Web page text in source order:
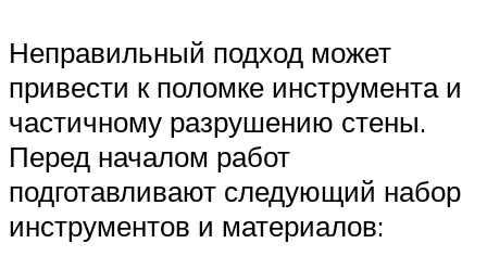
Неправильный подход может
привести к поломке инструмента и
частичному разрушению стены.
Перед началом работ
подготавливают следующий набор
инструментов и материалов: